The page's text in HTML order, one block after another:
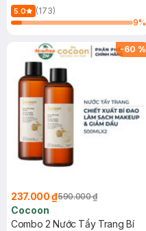
150ml
5.0
(173)
9%
-60 %
237.000 ₫590.000 ₫
Cocoon
Combo 2 Nước Tẩy Trang Bí